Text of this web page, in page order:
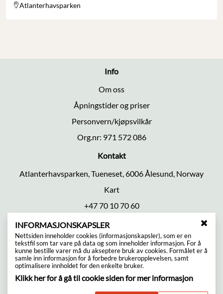
k
INFORMASJONSKAPSLER
Nettsiden inneholder cookies (informasjonskapsler), som er en
tekstfil som tar vare på data og som inneholder informasjon. For å
kunne bestille varer må du akseptere bruk av cookies. Formålet er å
samle inn informasjon for å forbedre brukeropplevelsen, samt
optimalisere innholdet for den enkelte bruker.
Klikk her for å gå til cookie siden for mer informasjon
Atlanterhavsparken
Info
Om oss
Åpningstider og priser
Personvern/kjøpsvilkår
Org.nr: 971 572 086
Kontakt
Atlanterhavsparken, Tueneset, 6006 Ålesund, Norway
Kart
+47 70 10 70 60
Mail@atlanterhavsparken.no
Følg oss